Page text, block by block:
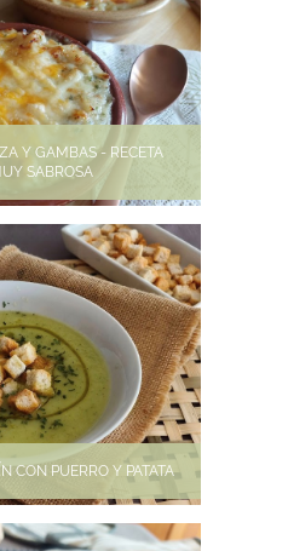
Y GAMBAS - RECETA
SABROSA
CON PUERRO Y PATATA